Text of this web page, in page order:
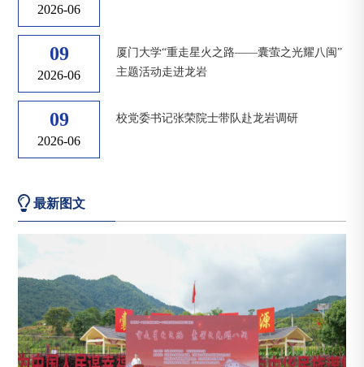
2026-06
09
2026-06
厦门大学“重走星火之路——囊萤之光耀八闽”
主题活动走进龙岩
09
2026-06
校党委书记张荣院士带队赴龙岩调研
最新图文